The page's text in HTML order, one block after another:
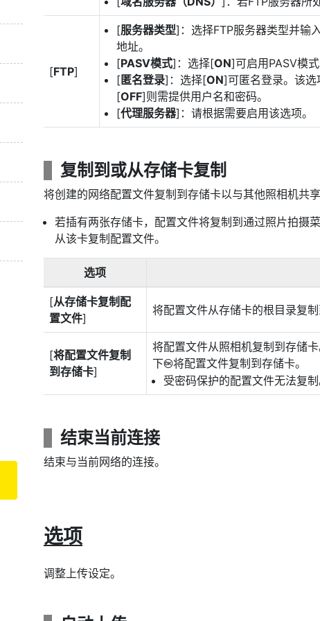
[FTP]
[服务器类型]：选择FTP服务器类型并输
地址。
[PASV模式]：选择[ON]可启用PASV模
[匿名登录]：选择[ON]可匿名登录。该
[OFF]则需提供用户名和密码。
[代理服务器]：请根据需要启用该选项。
复制到或从存储卡复制
将创建的网络配置文件复制到存储卡以与其他照相机共
若插有两张存储卡，配置文件将复制到通过照片拍摄
从该卡复制配置文件。
选项
[从存储卡复制配
置文件]
将配置文件从存储卡的根目录复
[将配置文件复制
到存储卡]
将配置文件从照相机复制到存储
下J将配置文件复制到存储卡。
受密码保护的配置文件无法复
结束当前连接
结束与当前网络的连接。
选项
调整上传设定。